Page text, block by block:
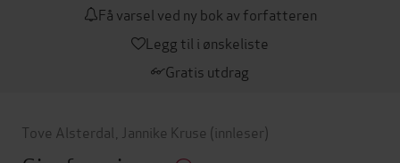
Få varsel ved ny bok av forfatteren
Legg til i ønskeliste
Gratis utdrag
Tove Alsterdal Jannike Kruse (innleser)